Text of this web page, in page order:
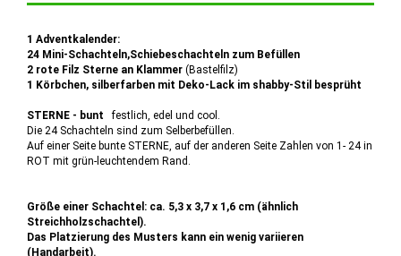
1 Adventkalender:
24 Mini-Schachteln,Schiebeschachteln zum Befüllen
2 rote Filz Sterne an Klammer (Bastelfilz)
1 Körbchen, silberfarben mit Deko-Lack im shabby-Stil besprüht
STERNE - buntfestlich, edel und cool.
Die 24 Schachteln sind zum Selberbefüllen.
Auf einer Seite bunte STERNE, auf der anderen Seite Zahlen von 1- 24 in
ROT mit grün-leuchtendem Rand.
Größe einer Schachtel: ca. 5,3 x 3,7 x 1,6 cm (ähnlich
Streichholzschachtel).
Das Platzierung des Musters kann ein wenig variieren
(Handarbeit).